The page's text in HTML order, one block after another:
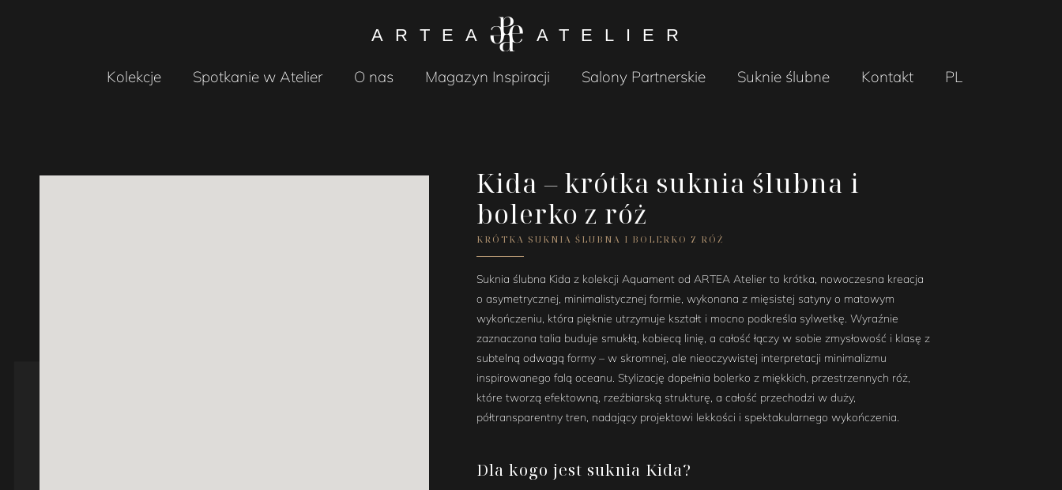
ARTEA ATELIER
Kolekcje Spotkanie w Atelier O nas Magazyn Inspiracji Salony Partnerskie Suknie ślubne Kontakt PL
Kida – krótka suknia ślubna i
bolerko z róż
KRÓTKA SUKNIA ŚLUBNA I BOLERKO Z RÓŻ
Suknia ślubna Kida z kolekcji Aquament od ARTEA Atelier to krótka, nowoczesna kreacja
o asymetrycznej, minimalistycznej formie, wykonana z mięsistej satyny o matowym
wykończeniu, która pięknie utrzymuje kształt i mocno podkreśla sylwetkę. Wyraźnie
zaznaczona talia buduje smukłą, kobiecą linię, a całość łączy w sobie zmysłowość i klasę z
subtelną odwagą formy – w skromnej, ale nieoczywistej interpretacji minimalizmu
inspirowanego falą oceanu. Stylizację dopełnia bolerko z miękkich, przestrzennych róż,
które tworzą efektowną, rzeźbiarską strukturę, a całość przechodzi w duży,
półtransparentny tren, nadający projektowi lekkości i spektakularnego wykończenia.
Dla kogo jest suknia Kida?